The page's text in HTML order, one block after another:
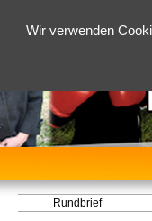
Wir verwenden
Rundbrief